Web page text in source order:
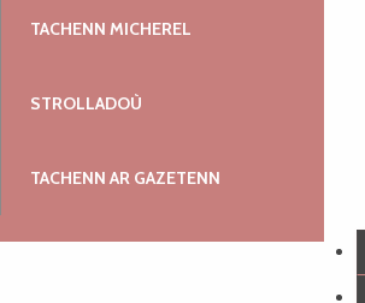
TACHENN MICHEREL
STROLLADOÙ
TACHENN AR GAZETENN